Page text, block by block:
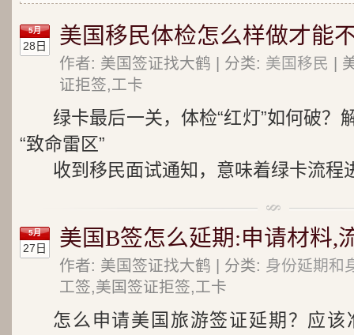
5月
28日 美国移民体检怎么样做才能
作者: 美国签证找大鹤 | 分类: 美国移民 |
证拒签,工卡
绿卡最后一关，体检“红灯”如何破？
“致命雷区”
收到移民面试通知，意味着绿卡流程
5月
27日 美国B签怎么延期:申请材料,
作者: 美国签证找大鹤 | 分类: 身份延期和
工签,美国签证拒签,工卡
怎么申请美国旅游签证延期？应